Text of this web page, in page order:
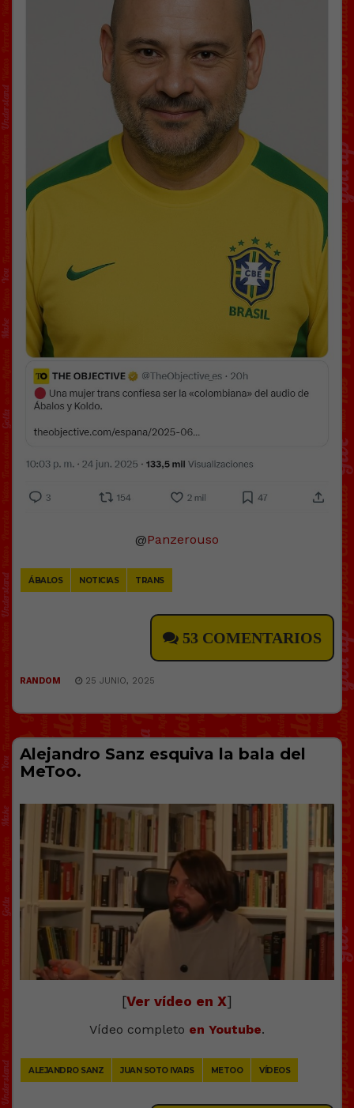
@Panzerouso
ÁBALOS NOTICIAS TRANS
53 COMENTARIOS
RANDOM 25 JUNIO, 2025
Alejandro Sanz esquiva la bala del
MeToo.
[Ver vídeo en X]
Vídeo completo en Youtube.
ALEJANDRO SANZ JUAN SOTO IVARS METOO VÍDEOS